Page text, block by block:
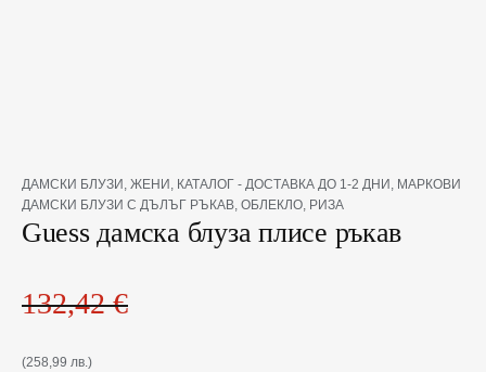
ДАМСКИ БЛУЗИ , ЖЕНИ , КАТАЛОГ - ДОСТАВКА ДО 1-2 ДНИ , МАРКОВИ
ДАМСКИ БЛУЗИ С ДЪЛЪГ РЪКАВ, ОБЛЕКЛО, РИЗА
Guess дамска блуза плисе ръкав
132,42€
(258,99 лв.)
Original
price
was:
132,42 €(258,99
Текущата
цена
е:
64,42 €(125,99
количество
за
Guess
дамска
ръкав